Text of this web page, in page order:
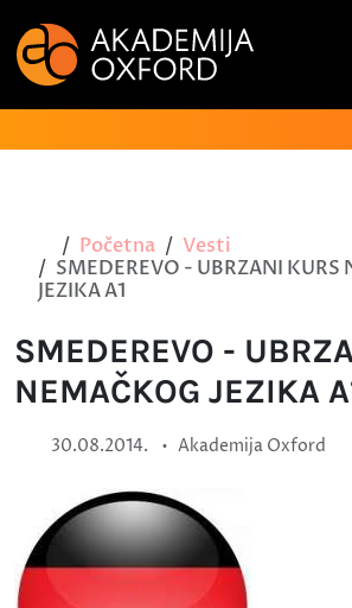
Početna
Vesti
SMEDEREVO - UBRZANI KURS
JEZIKA A1
SMEDEREVO -
NEMAČKOG JEZIKA
30.08.2014. • Akademija Oxford